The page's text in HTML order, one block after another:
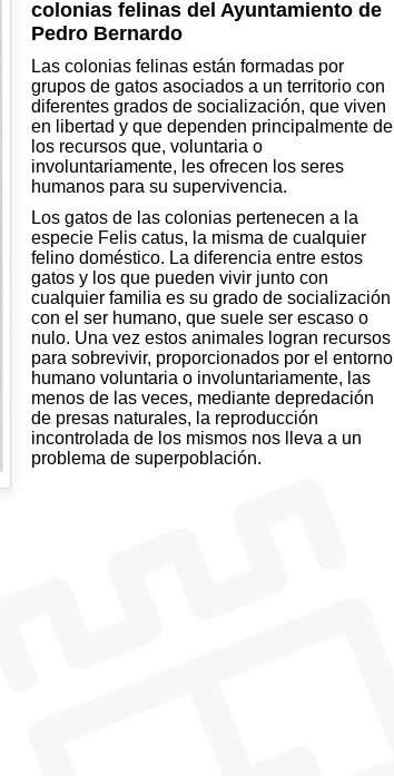
colonias felinas del Ayuntamiento de
Pedro Bernardo
Las colonias felinas están formadas por
grupos de gatos asociados a un territorio con
diferentes grados de socialización, que viven
en libertad y que dependen principalmente de
los recursos que, voluntaria o
involuntariamente, les ofrecen los seres
humanos para su supervivencia.
Los gatos de las colonias pertenecen a la
especie Felis catus, la misma de cualquier
felino doméstico. La diferencia entre estos
gatos y los que pueden vivir junto con
cualquier familia es su grado de socialización
con el ser humano, que suele ser escaso o
nulo. Una vez estos animales logran recursos
para sobrevivir, proporcionados por el entorno
humano voluntaria o involuntariamente, las
menos de las veces, mediante depredación
de presas naturales, la reproducción
incontrolada de los mismos nos lleva a un
problema de superpoblación.